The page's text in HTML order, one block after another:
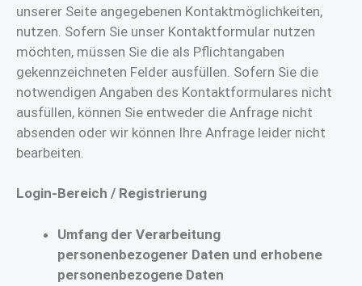
unserer Seite angegebenen Kontaktmöglichkeiten,
nutzen. Sofern Sie unser Kontaktformular nutzen
möchten, müssen Sie die als Pflichtangaben
gekennzeichneten Felder ausfüllen. Sofern Sie die
notwendigen Angaben des Kontaktformulares nicht
ausfüllen, können Sie entweder die Anfrage nicht
absenden oder wir können Ihre Anfrage leider nicht
bearbeiten.
Login-Bereich / Registrierung
Umfang der Verarbeitung
personenbezogener Daten und erhobene
personenbezogene Daten